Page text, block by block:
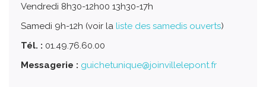
Vendredi 8h30-12h00 13h30-17h
Samedi 9h-12h (voir la liste des samedis ouverts)
Tél. : 01.49.76.60.00
Messagerie : guichetunique@joinvillelepont.fr